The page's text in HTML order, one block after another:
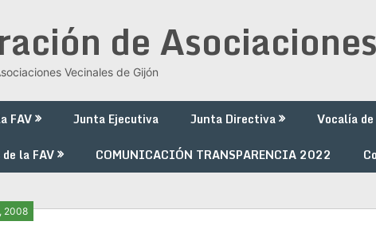
de
Vecinales de Gijón
FAV Junta Ejecutiva Junta Directiva Vocalía
la FAV
COMUNICACIÓN TRANSPARENCIA 2022
2008